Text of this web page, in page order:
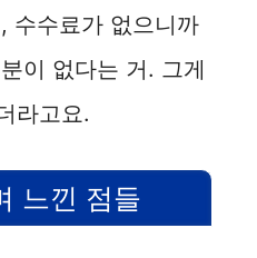
수수료가 없으니까
이 없다는 거. 그게
라고요.
느낀 점들